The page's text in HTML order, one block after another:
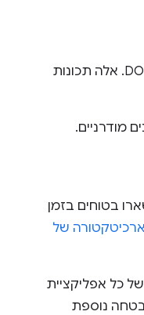
רכיב WebView מעניק לאפליקציה המוטמעת גישה מלאה לתוכן שעבר רינדור, כולל קובצי cookie ו-DOM. אלה תכונות
בטוחים בזמן
ארכיטקטורה של
כל אפליקציית
נוספת